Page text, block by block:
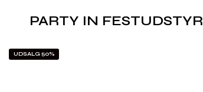
PARTY IN FESTUDSTYR
UDSALG 50%